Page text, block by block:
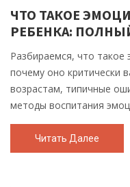
ЧТО ТАКОЕ
РЕБЕНКА:
Разбираемся, что такое
почему оно критически
возрастам, типичные
методы воспитания
Читать Далее